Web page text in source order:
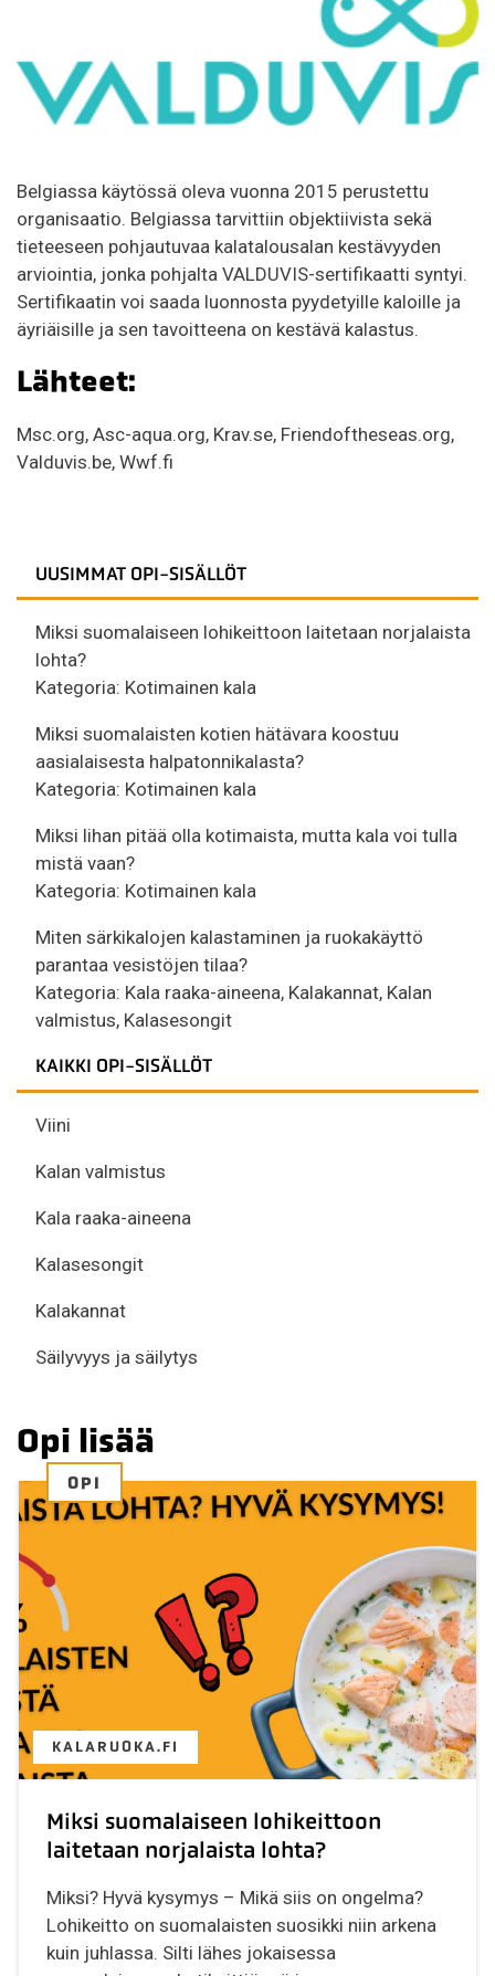
Belgiassa käytössä oleva vuonna 2015 perustettu
organisaatio. Belgiassa tarvittiin objektiivista sekä
tieteeseen pohjautuvaa kalatalousalan kestävyyden
arviointia, jonka pohjalta VALDUVIS-sertifikaatti syntyi.
Sertifikaatin voi saada luonnosta pyydetyille kaloille ja
äyriäisille ja sen tavoitteena on kestävä kalastus.
Lähteet:
Msc.org, Asc-aqua.org, Krav.se, Friendoftheseas.org,
Valduvis.be, Wwf.fi
UUSIMMAT OPI-SISÄLLÖT
Miksi suomalaiseen lohikeittoon laitetaan norjalaista
lohta?
Kategoria: Kotimainen kala
Miksi suomalaisten kotien hätävara koostuu
aasialaisesta halpatonnikalasta?
Kategoria: Kotimainen kala
Miksi lihan pitää olla kotimaista, mutta kala voi tulla
mistä vaan?
Kategoria: Kotimainen kala
Miten särkikalojen kalastaminen ja ruokakäyttö
parantaa vesistöjen tilaa?
Kategoria: Kala raaka-aineena, Kalakannat, Kalan
valmistus, Kalasesongit
KAIKKI OPI-SISÄLLÖT
Viini
Kalan valmistus
Kala raaka-aineena
Kalasesongit
Kalakannat
Säilyvyys ja säilytys
Opi lisää
OPI
KALARUOKA.FI
Miksi suomalaiseen lohikeittoon
laitetaan norjalaista lohta?
Miksi? Hyvä kysymys – Mikä siis on ongelma?
Lohikeitto on suomalaisten suosikki niin arkena
kuin juhlassa. Silti lähes jokaisessa